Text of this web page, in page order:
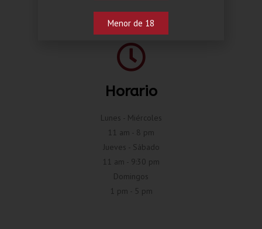
Horario
Lunes - Miércoles
11 am - 8 pm
Jueves - Sábado
11 am - 9:30 pm
Domingos
1 pm - 5 pm
Menor de 18